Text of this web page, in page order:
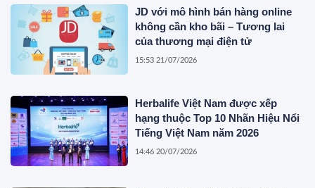
JD với mô hình bán hàng online
không cần kho bãi – Tương lai
của thương mại điện tử
15:53 21/07/2026
Herbalife Việt Nam được xếp
hạng thuộc Top 10 Nhãn Hiệu Nổi
Tiếng Việt Nam năm 2026
14:46 20/07/2026